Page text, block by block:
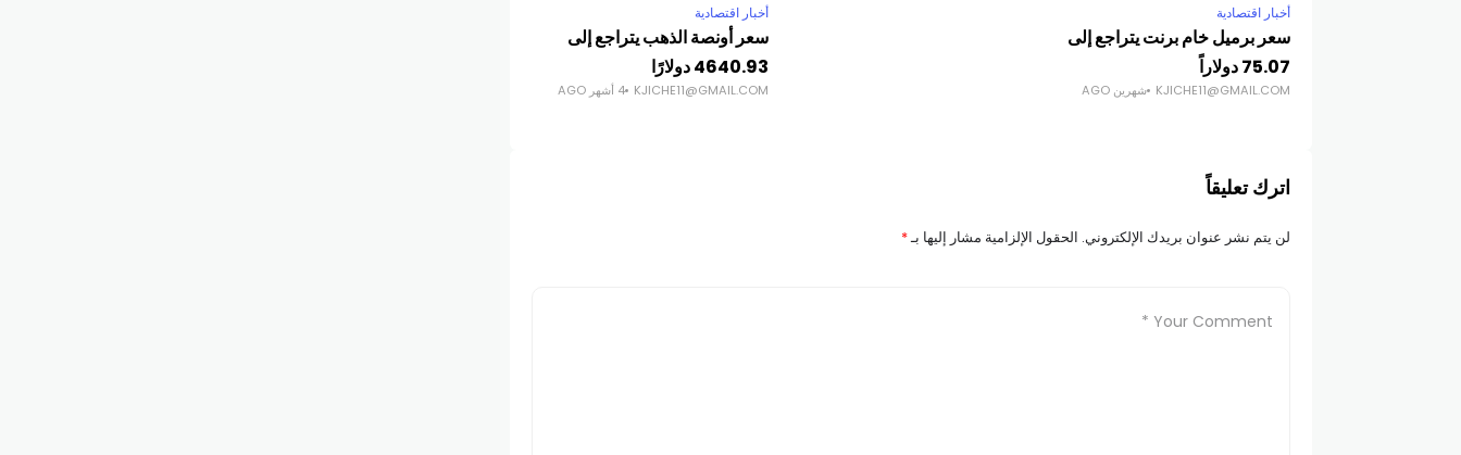
أخبار اقتصادية
سعر برميل خام برنت يتراجع إلى
75.07 دولاراً
KJICHE11@GMAIL.COM شهرين AGO
أخبار اقتصادية
سعر أونصة الذهب يتراجع إلى
4640.93 دولارًا
KJICHE11@GMAIL.COM 4 أشهر AGO
اترك تعليقاً
لن يتم نشر عنوان بريدك الإلكتروني. الحقول الإلزامية مشار إليها بـ*